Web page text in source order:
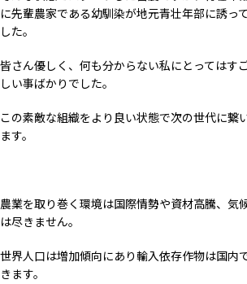
に先輩農家である幼馴染が地元青壮年部に誘っ
した。
皆さん優しく、何も分からない私にとってはす
しい事ばかりでした。
この素敵な組織をより良い状態で次の世代に繋
ます。
農業を取り巻く環境は国際情勢や資材高騰、気
は尽きません。
世界人口は増加傾向にあり輸入依存作物は国内
きます。